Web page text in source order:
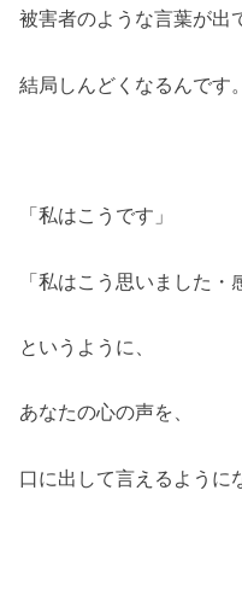
被害者のような言葉が出
結局しんどくなるんです。
「私はこうです」
「私はこう思いました・
というように、
あなたの心の声を、
口に出して言えるように